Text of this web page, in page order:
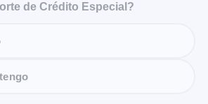
de Crédito Especial?